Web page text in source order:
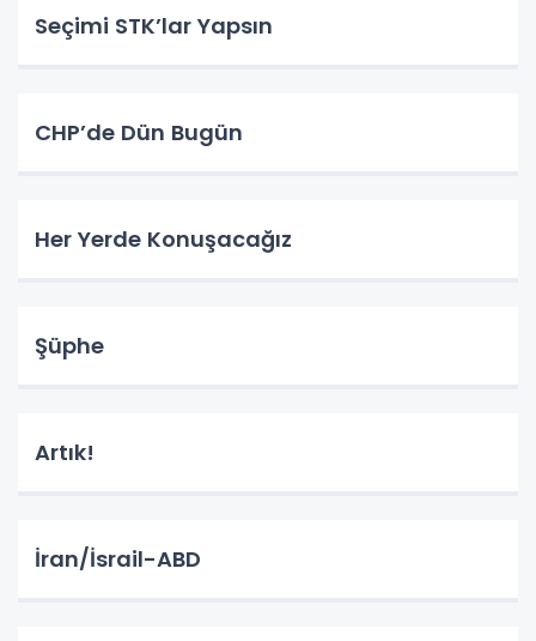
Seçimi STK’lar Yapsın
CHP’de Dün Bugün
Her Yerde Konuşacağız
Şüphe
Artık!
İran/İsrail-ABD